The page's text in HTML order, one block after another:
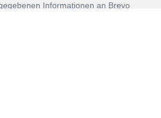
Informationen an Brevo